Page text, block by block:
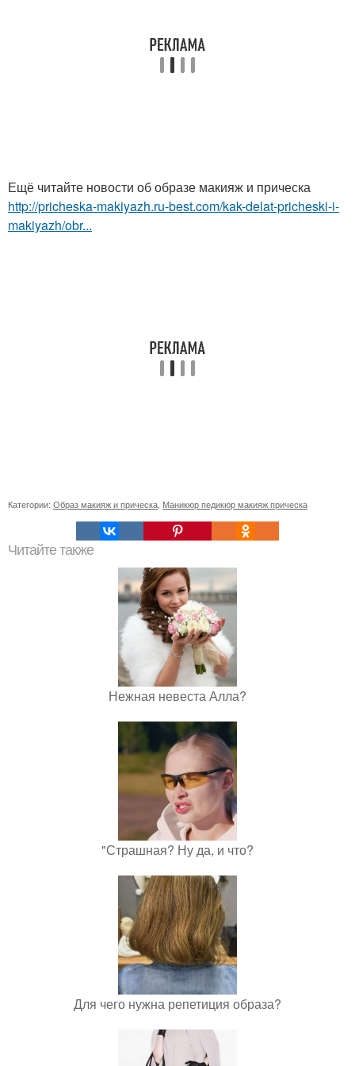
Ещё читайте новости об образе макияж и прическа
http://pricheska-makiyazh.ru-best.com/kak-delat-pricheski-i-
makiyazh/obr...
Категории: Образ макияж и прическа Маникюр педикюр макияж прическа
Читайте также
Нежная невеста Алла?
"Страшная? Ну да, и что?
Для чего нужна репетиция образа?